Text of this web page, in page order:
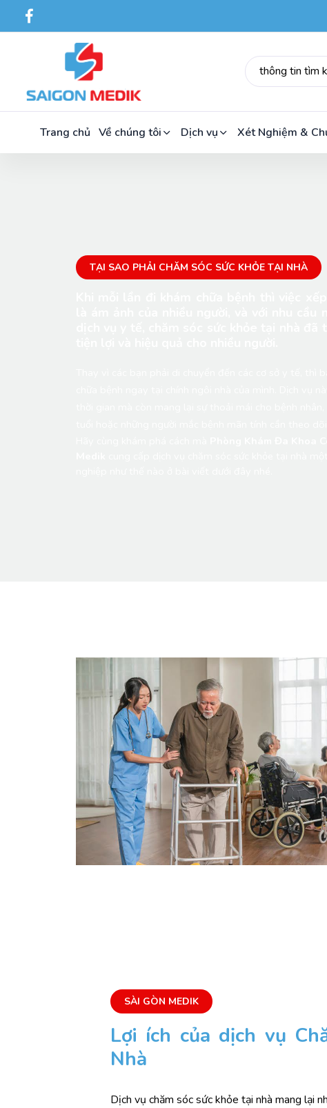
Trang chủ Về chúng tôi Dịch vụ Xét Nghiệm &
TẠI SAO PHẢI CHĂM SÓC SỨC KHỎE TẠI NHÀ
SÀI GÒN MEDIK
Lợi ích của dịch vụ
Nhà
Dịch vụ chăm sóc sức khỏe tại nhà mang lại